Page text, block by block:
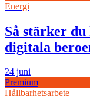
Energi
Så stärker
digitala
24 juni
Premium
Hållbarhetsarbete